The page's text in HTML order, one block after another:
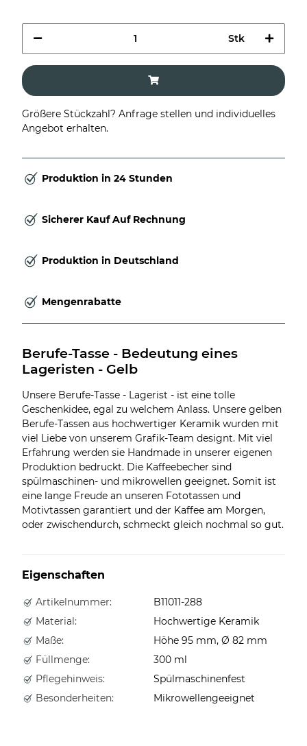
Stk
Größere Stückzahl? Anfrage stellen und individuelles
Angebot erhalten.
Produktion in 24 Stunden
Sicherer Kauf Auf Rechnung
Produktion in Deutschland
Mengenrabatte
Berufe-Tasse - Bedeutung eines
Lageristen - Gelb
Unsere Berufe-Tasse - Lagerist - ist eine tolle
Geschenkidee, egal zu welchem Anlass. Unsere gelben
Berufe-Tassen aus hochwertiger Keramik wurden mit
viel Liebe von unserem Grafik-Team designt. Mit viel
Erfahrung werden sie Handmade in unserer eigenen
Produktion bedruckt. Die Kaffeebecher sind
spülmaschinen- und mikrowellen geeignet. Somit ist
eine lange Freude an unseren Fototassen und
Motivtassen garantiert und der Kaffee am Morgen,
oder zwischendurch, schmeckt gleich nochmal so gut.
Eigenschaften
Artikelnummer:
B11011-288
Material:
Hochwertige Keramik
Maße:
Höhe 95 mm, Ø 82 mm
Füllmenge:
300 ml
Pflegehinweis:
Spülmaschinenfest
Besonderheiten:
Mikrowellengeeignet